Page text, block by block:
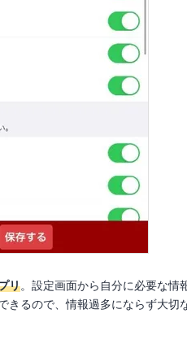
リ。設定画面から自分に必要な情
きるので、情報過多にならず大切